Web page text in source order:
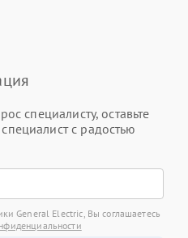
специалисту, оставьте
с радостью
General Electric, Вы соглашаетесь